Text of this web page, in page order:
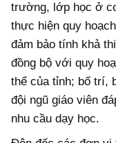
trường, lớp học ở
thực hiện quy
đảm bảo tính khả
đồng bộ với quy
thể của tỉnh; bố trí,
đội ngũ giáo viên
nhu cầu dạy học.